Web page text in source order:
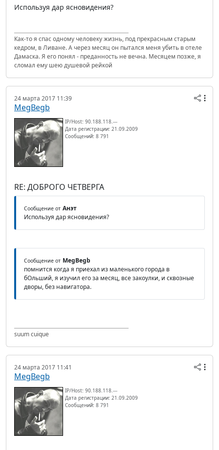
Используя дар ясновидения?
Как-то я спас одному человеку жизнь, под прекрасным старым
кедром, в Ливане. А через месяц он пытался меня убить в отеле
Дамаска. Я его понял - преданность не вечна. Месяцем позже, я
сломал ему шею душевой рейкой
24 марта 2017 11:39
MegBegb
IP/Host: 90.188.118.---
Дата регистрации: 21.09.2009
Сообщений: 8 791
RE: ДОБРОГО ЧЕТВЕРГА
Сообщение от Анэт
Используя дар ясновидения?
Сообщение от MegBegb
помнится когда я приехал из маленького города в
бОльший, я изучил его за месяц, все закоулки, и сквозные
дворы, без навигатора.
suum cuique
24 марта 2017 11:41
MegBegb
IP/Host: 90.188.118.---
Дата регистрации: 21.09.2009
Сообщений: 8 791